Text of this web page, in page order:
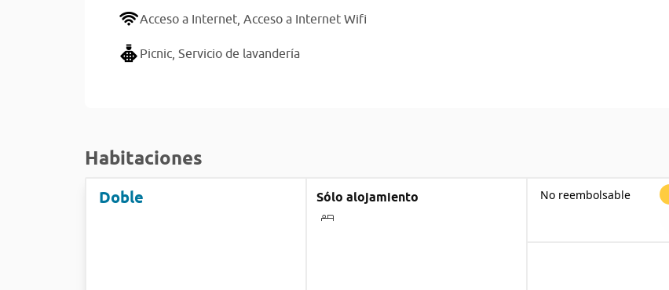
Acceso a Internet, Acceso a Internet Wifi
Picnic, Servicio de lavandería
Habitaciones
Doble Sólo alojamiento No reembolsable